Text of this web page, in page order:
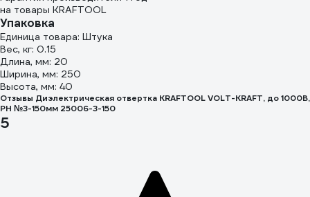
на товары KRAFTOOL
Упаковка
Единица товара: Штука
Вес, кг: 0.15
Длина, мм: 20
Ширина, мм: 250
Высота, мм: 40
Отзывы Диэлектрическая отвертка KRAFTOOL VOLT-KRAFT, до 1000В,
PH №3-150мм 25006-3-150
5